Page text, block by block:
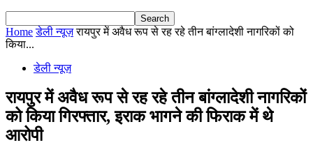
Home डेली न्यूज़ रायपुर में अवैध रूप से रह रहे तीन बांग्लादेशी नागरिकों को
किया...
डेली न्यूज़
रायपुर में अवैध रूप से रह रहे तीन बांग्लादेशी नागरिकों
को किया गिरफ्तार, इराक भागने की फिराक में थे
आरोपी